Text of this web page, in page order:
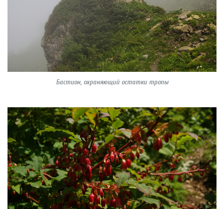
Бастион, охраняющий остатки тропы